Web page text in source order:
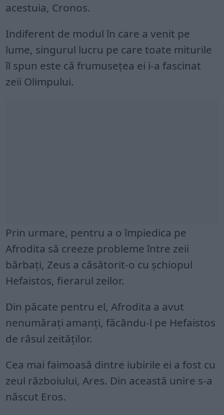
acestuia, Cronos.
Indiferent de modul în care a venit pe
lume, singurul lucru pe care toate miturile
îl spun este că frumusețea ei i-a fascinat
zeii Olimpului.
Prin urmare, pentru a o împiedica pe
Afrodita să creeze probleme între zeii
bărbați, Zeus a căsătorit-o cu șchiopul
Hefaistos, fierarul zeilor.
Din păcate pentru el, Afrodita a avut
nenumărați amanți, făcându-l pe Hefaistos
de râsul zeităților.
Cea mai faimoasă dintre iubirile ei a fost cu
zeul războiului, Ares. Din această unire s-a
născut Eros.